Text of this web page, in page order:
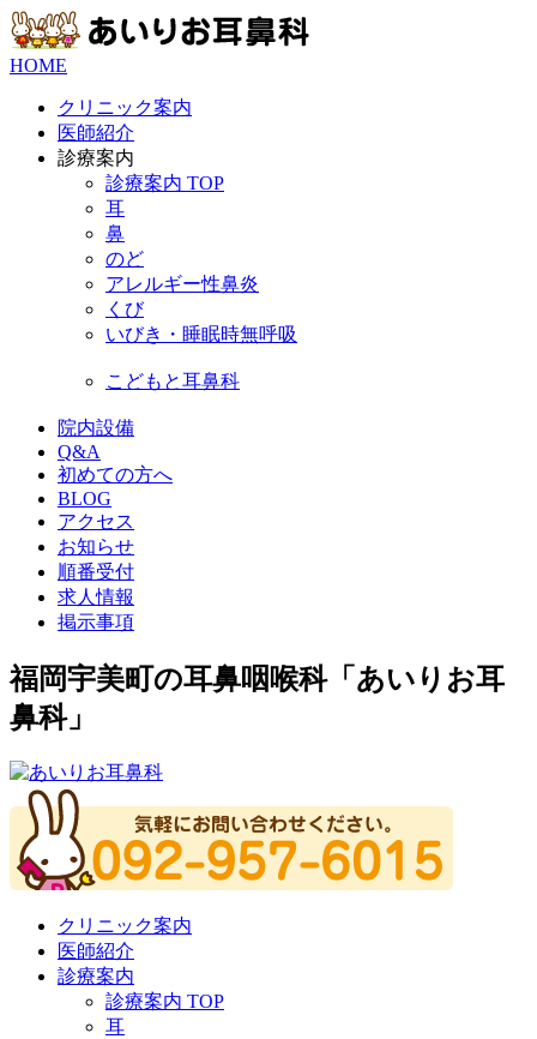
HOME
クリニック案内
医師紹介
診療案内
診療案内 TOP
耳
鼻
のど
アレルギー性鼻炎
くび
いびき・睡眠時無呼吸
こどもと耳鼻科
院内設備
Q&A
初めての方へ
BLOG
アクセス
お知らせ
順番受付
求人情報
掲示事項
福岡宇美町の耳鼻咽喉科「あいりお耳
鼻科」
クリニック案内
医師紹介
診療案内
診療案内 TOP
耳